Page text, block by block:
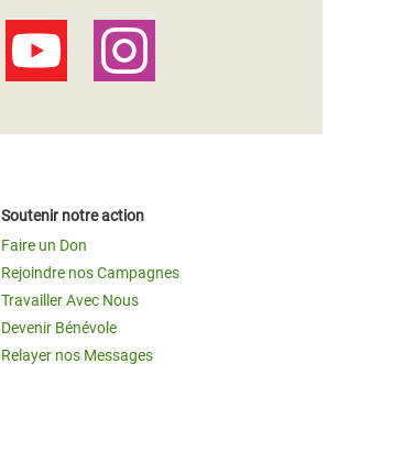
Soutenir notre action
Faire un Don
Rejoindre nos Campagnes
Travailler Avec Nous
Devenir Bénévole
Relayer nos Messages